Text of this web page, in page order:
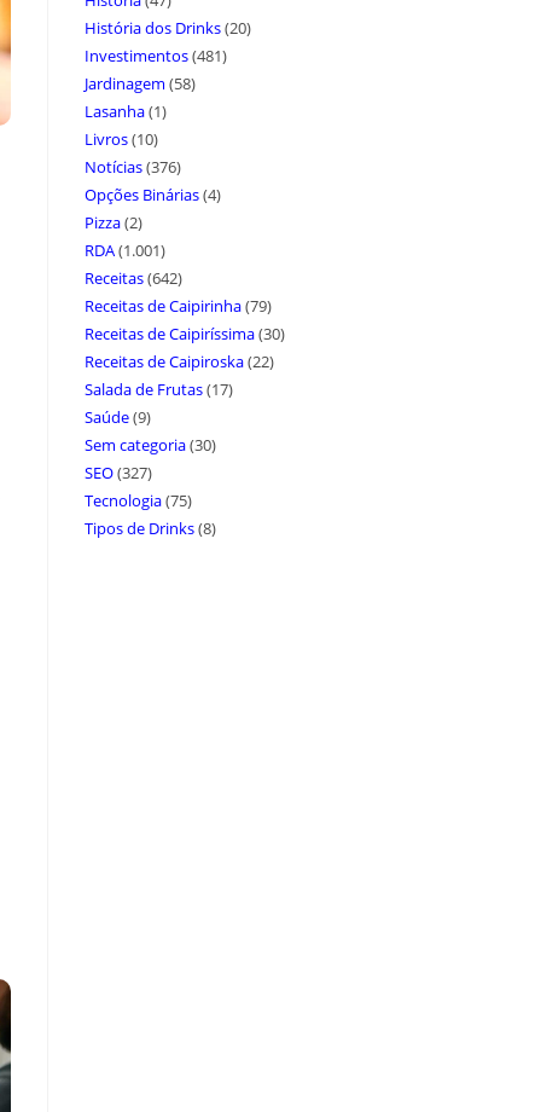
História dos Drinks(20)
Investimentos(481)
Jardinagem (58)
Lasanha(1)
Livros(10)
Notícias(376)
Opções Binárias(4)
Pizza(2)
RDA(1.001)
Receitas(642)
Receitas de Caipirinha(79)
Receitas de Caipiríssima(30)
Receitas de Caipiroska(22)
Salada de Frutas(17)
Saúde(9)
Sem categoria(30)
SEO(327)
Tecnologia(75)
Tipos de Drinks(8)